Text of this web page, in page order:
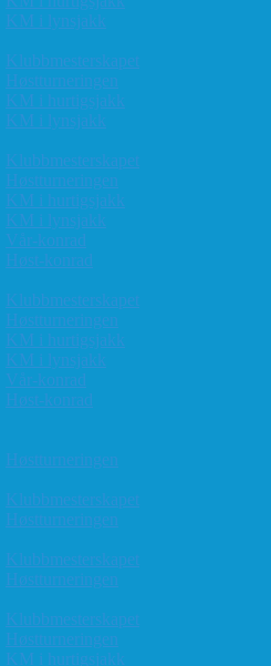
KM i lynsjakk
Klubbmesterskapet
Høstturneringen
KM i hurtigsjakk
KM i lynsjakk
Klubbmesterskapet
Høstturneringen
KM i hurtigsjakk
KM i lynsjakk
Vår-konrad
Høst-konrad
Klubbmesterskapet
Høstturneringen
KM i hurtigsjakk
KM i lynsjakk
Vår-konrad
Høst-konrad
Høstturneringen
Klubbmesterskapet
Høstturneringen
Klubbmesterskapet
Høstturneringen
Klubbmesterskapet
Høstturneringen
KM i hurtigsjakk